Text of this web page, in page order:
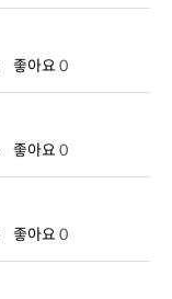
좋아요 0
좋아요 0
좋아요 0